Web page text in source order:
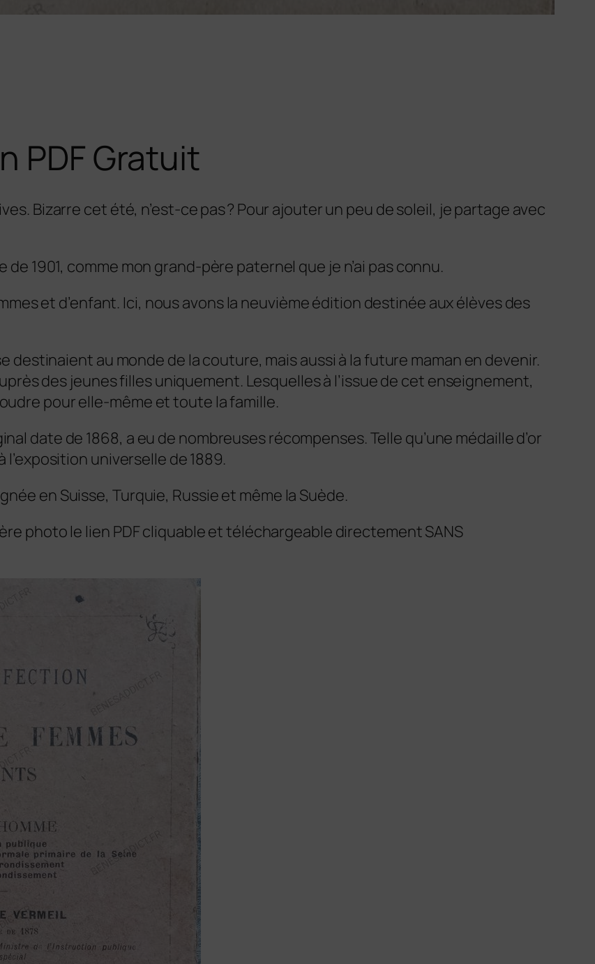
PDF Gratuit
Bizarre cet été, n’est-ce pas ? Pour ajouter un peu de soleil, je partage avec
de 1901, comme mon grand-père paternel que je n’ai pas connu.
et d’enfant. Ici, nous avons la neuvième édition destinée aux élèves des
destinaient au monde de la couture, mais aussi à la future maman en devenir.
des jeunes filles uniquement. Lesquelles à l’issue de cet enseignement,
pour elle-même et toute la famille.
date de 1868, a eu de nombreuses récompenses. Telle qu’une médaille d’or
l’exposition universelle de 1889.
en Suisse, Turquie, Russie et même la Suède.
photo le lien PDF cliquable et téléchargeable directement SANS